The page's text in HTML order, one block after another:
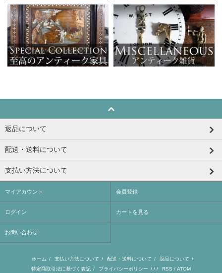
返品について
配送・送料について
支払い方法について
マイアカウント 会員登録
ログイン カートを見る
お問い合わせ
ホーム / 支払い方法について / 配送・送料について / 返品について /
特定商取引法に基づく表記 / プライバシーポリシー / / / RSS / ATOM